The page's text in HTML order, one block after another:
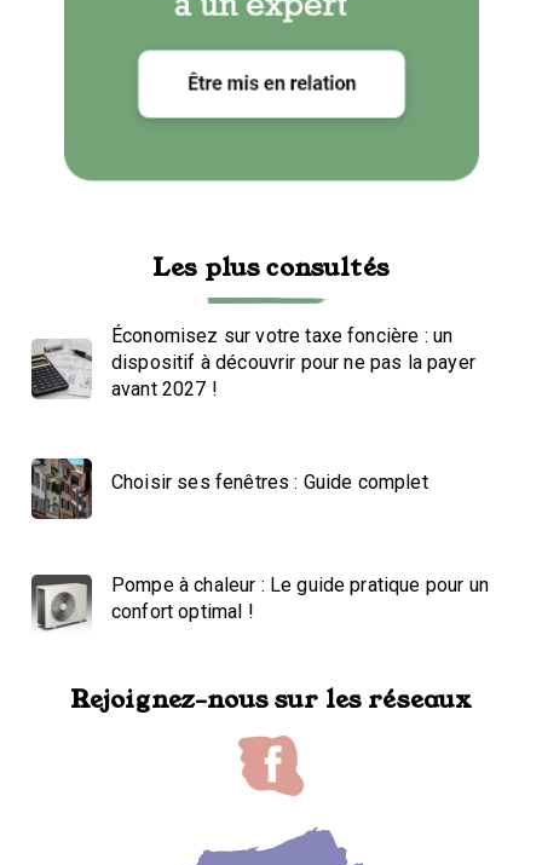
Les plus consultés
Économisez sur votre taxe foncière : un
dispositif à découvrir pour ne pas la payer
avant 2027 !
Choisir ses fenêtres : Guide complet
Pompe à chaleur : Le guide pratique pour un
confort optimal !
Rejoignez-nous sur les réseaux